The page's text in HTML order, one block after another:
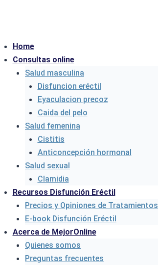
Home
Consultas online
Salud masculina
Disfuncion eréctil
Eyaculacion precoz
Caida del pelo
Salud femenina
Cistitis
Anticoncepción hormonal
Salud sexual
Clamidia
Recursos Disfunción Eréctil
Precios y Opiniones de Tratamientos
E-book Disfunción Eréctil
Acerca de MejorOnline
Quienes somos
Preguntas frecuentes